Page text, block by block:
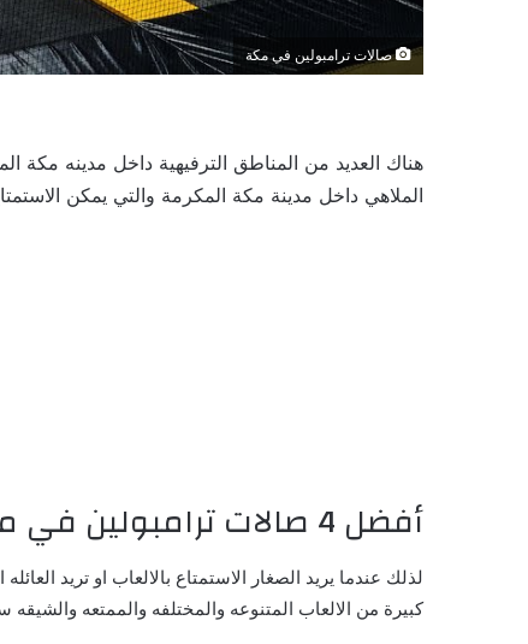
صالات ترامبولين في مكة
هناك العديد من المناطق الترفيهية داخل مدينه مكة
الملاهي داخل مدينة مكة المكرمة والتي يمكن
أفضل 4 صالات ترامبولين في مكة
لذلك عندما يريد الصغار الاستمتاع بالالعاب او تريد
كبيرة من الالعاب المتنوعه والمختلفه والممتعه